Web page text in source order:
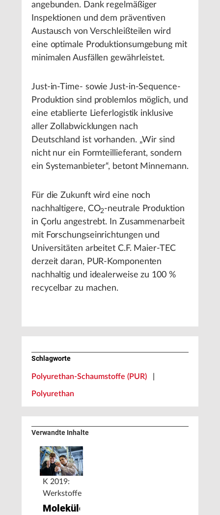
angebunden. Dank regelmäßiger
Inspektionen und dem präventiven
Austausch von Verschleißteilen wird
eine optimale Produktionsumgebung mit
minimalen Ausfällen gewährleistet.
Just-in-Time- sowie Just-in-Sequence-
Produktion sind problemlos möglich, und
eine etablierte Lieferlogistik inklusive
aller Zollabwicklungen nach
Deutschland ist vorhanden. „Wir sind
nicht nur ein Formteillieferant, sondern
ein Systemanbieter“, betont Minnemann.
Für die Zukunft wird eine noch
nachhaltigere, CO2-neutrale Produktion
in Çorlu angestrebt. In Zusammenarbeit
mit Forschungseinrichtungen und
Universitäten arbeitet C.F. Maier-TEC
derzeit daran, PUR-Komponenten
nachhaltig und idealerweise zu 100 %
recycelbar zu machen.
Schlagworte
Polyurethan-Schaumstoffe (PUR)
Polyurethan
Verwandte Inhalte
K 2019:
Werkstoffe
Moleküle